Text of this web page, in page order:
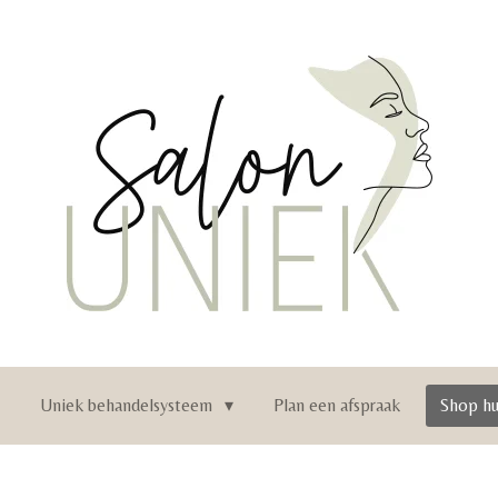
Uniek behandelsysteem Plan een afspraak Shop